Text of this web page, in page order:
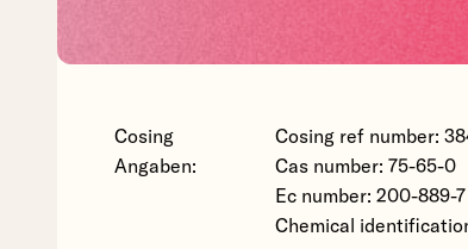
Cosing
Angaben:
Cosing ref number:
Cas number: 75-65-0
Ec number: 200-889-7
Chemical